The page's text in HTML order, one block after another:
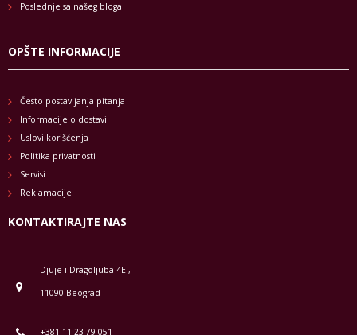
Poslednje sa našeg bloga
OPŠTE INFORMACIJE
Često postavljanja pitanja
Informacije o dostavi
Uslovi korišćenja
Politika privatnosti
Servisi
Reklamacije
KONTAKTIRAJTE NAS
Djuje i Dragoljuba 4E ,
11090 Beograd
+381 11 23 79 051